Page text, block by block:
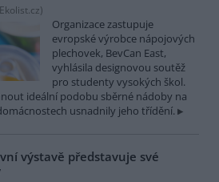
Ekolist.cz)
Organizace zastupuje
evropské výrobce nápojových
plechovek, BevCan East,
vyhlásila designovou soutěž
pro studenty vysokých škol.
ideální podobu sběrné nádoby na
usnadnily jeho třídění.
výstavě představuje své